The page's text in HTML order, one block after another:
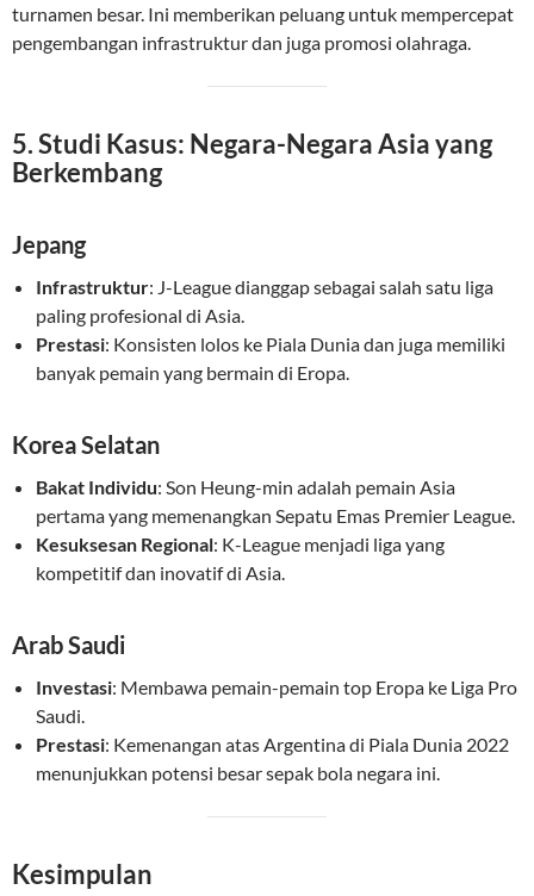
turnamen besar. Ini memberikan peluang untuk mempercepat
pengembangan infrastruktur dan juga promosi olahraga.
5. Studi Kasus: Negara-Negara Asia yang
Berkembang
Jepang
Infrastruktur: J-League dianggap sebagai salah satu liga
paling profesional di Asia.
Prestasi: Konsisten lolos ke Piala Dunia dan juga memiliki
banyak pemain yang bermain di Eropa.
Korea Selatan
Bakat Individu: Son Heung-min adalah pemain Asia
pertama yang memenangkan Sepatu Emas Premier League.
Kesuksesan Regional: K-League menjadi liga yang
kompetitif dan inovatif di Asia.
Arab Saudi
Investasi: Membawa pemain-pemain top Eropa ke Liga Pro
Saudi.
Prestasi: Kemenangan atas Argentina di Piala Dunia 2022
menunjukkan potensi besar sepak bola negara ini.
Kesimpulan